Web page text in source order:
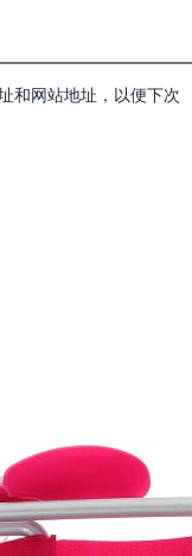
和网站地址，以便下次